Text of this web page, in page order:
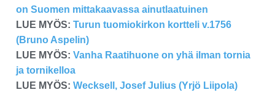
on Suomen mittakaavassa ainutlaatuinen
LUE MYÖS: Turun tuomiokirkon kortteli v.1756
(Bruno Aspelin)
LUE MYÖS: Vanha Raatihuone on yhä ilman tornia
ja tornikelloa
LUE MYÖS: Wecksell, Josef Julius (Yrjö Liipola)